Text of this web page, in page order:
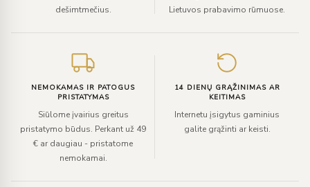
dešimtmečius.
Lietuvos prabavimo rūmuose.
NEMOKAMAS IR PATOGUS
PRISTATYMAS
Siūlome įvairius greitus
pristatymo būdus. Perkant už 49
€ ar daugiau - pristatome
nemokamai.
14 DIENŲ GRĄŽINIMAS AR
KEITIMAS
Internetu įsigytus gaminius
galite grąžinti ar keisti.